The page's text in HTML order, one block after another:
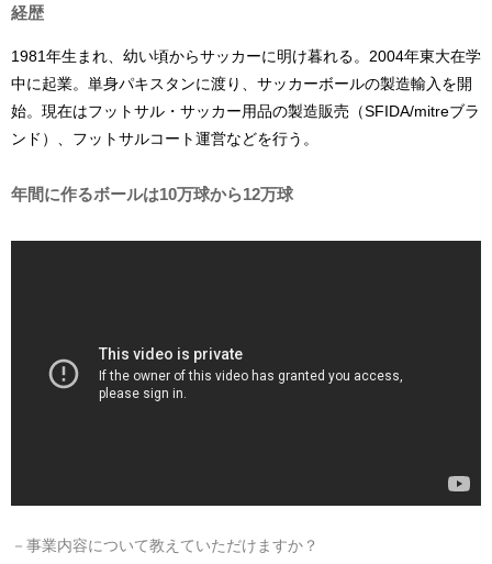
経歴
1981年生まれ、幼い頃からサッカーに明け暮れる。2004年東大在学
中に起業。単身パキスタンに渡り、サッカーボールの製造輸入を開
始。現在はフットサル・サッカー用品の製造販売（SFIDA/mitreブラ
ンド）、フットサルコート運営などを行う。
年間に作るボールは10万球から12万球
－事業内容について教えていただけますか？